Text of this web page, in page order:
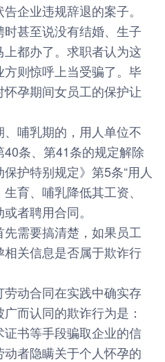
企业违规辞退的案子。
甚至说没有结婚、生子
都办了。求职者认为这
则惊呼上当受骗了。毕
孕期间女员工的保护让
哺乳期的，用人单位不
条、第41条的规定解除
护特别规定》第5条“用人
育、哺乳降低其工资、
者聘用合同。
需要搞清楚，如果员工
关信息是否属于欺诈行
动合同在实践中确实存
而认同的欺诈行为是：
书等手段骗取企业的信
者隐瞒关于个人怀孕的